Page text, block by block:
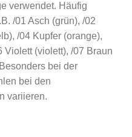
verwendet. Häufig
/01 Asch (grün), /02
/04 Kupfer (orange),
Violett (violett), /07 Braun
bei der
bei den
variieren.